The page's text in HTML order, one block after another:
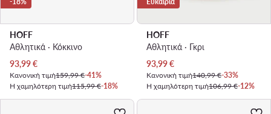
HOFF
Αθλητικά · Κόκκινο
Τρέχουσα τιμή
93,99€
Κανονική τιμή159,99 €-41%
Η χαμηλότερη τιμή115,99 €-18%
HOFF
Αθλητικά · Γκρι
Τρέχουσα τιμή
93,99€
Κανονική τιμή140,99 €-33%
Η χαμηλότερη τιμή106,99 €-12%